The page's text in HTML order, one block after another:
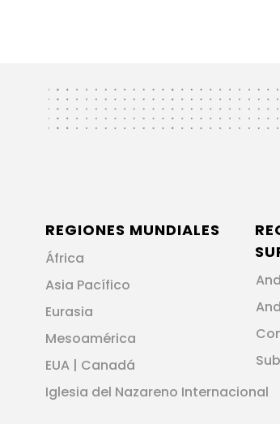
REGIONES MUNDIALES
África
Asia Pacífico
Eurasia
Mesoamérica
EUA | Canadá
Iglesia del Nazareno Internacional